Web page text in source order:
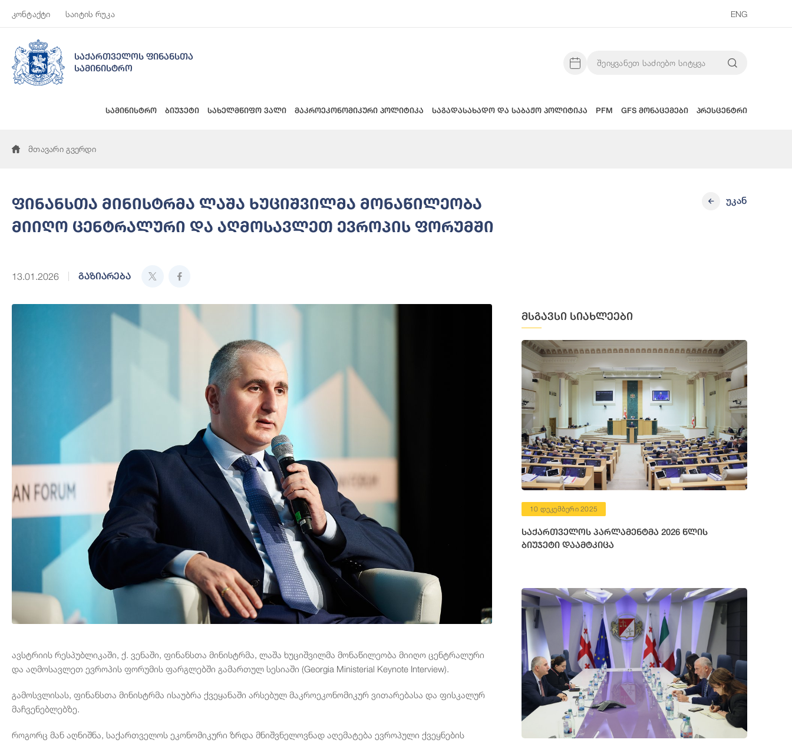
კონტაქტი საიტის რუკა ENG
საქართველოს ფინანსთა
სამინისტრო
სამინისტრო ბიუჯეტი სახელმწიფო ვალი მაკროეკონომიკური პოლიტიკა საგადასახადო და საბაჟო პოლიტიკა PFM GFS მონაცემები პრესცენტრი
მთავარი გვერდი
ფინანსთა მინისტრმა ლაშა ხუციშვილმა მონაწილეობა
მიიღო ცენტრალური და აღმოსავლეთ ევროპის ფორუმში
13.01.2026 გაზიარება
უკან
ავსტრიის რესპუბლიკაში, ქ. ვენაში, ფინანსთა მინისტრმა, ლაშა ხუციშვილმა მონაწილეობა მიიღო ცენტრალური
და აღმოსავლეთ ევროპის ფორუმის ფარგლებში გამართულ სესიაში (Georgia Ministerial Keynote Interview).
გამოსვლისას, ფინანსთა მინისტრმა ისაუბრა ქვეყანაში არსებულ მაკროეკონომიკურ ვითარებასა და ფისკალურ
მაჩვენებლებზე.
როგორც მან აღნიშნა, საქართველოს ეკონომიკური ზრდა მნიშვნელოვნად აღემატება ევროპული ქვეყნების
მსგავსი სიახლეები
10 დეკემბერი 2025
საქართველოს პარლამენტმა 2026 წლის
ბიუჯეტი დაამტკიცა